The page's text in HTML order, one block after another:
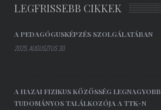
LEGFRISSEBB CIKKEK
A PEDAGÓGUSKÉPZÉS SZOLGÁLATÁBAN
2025. AUGUSZTUS 30.
A HAZAI FIZIKUS KÖZÖSSÉG LEGNAGYOBB
TUDOMÁNYOS TALÁLKOZÓJA A TTK-N